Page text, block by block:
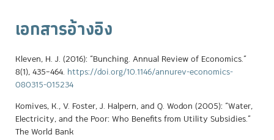
เอกสารอ้างอิง
Kleven, H. J. (2016): “Bunching. Annual Review of Economics.”
8(1), 435–464. https://doi.org/10.1146/annurev-economics-
080315-015234
Komives, K., V. Foster, J. Halpern, and Q. Wodon (2005): “Water,
Electricity, and the Poor: Who Benefits from Utility Subsidies.”
The World Bank